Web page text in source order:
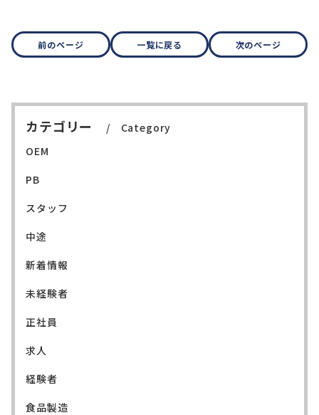
前のページ 一覧に戻る 次のページ
カテゴリー
Category
OEM
PB
スタッフ
中途
新着情報
未経験者
正社員
求人
経験者
食品製造